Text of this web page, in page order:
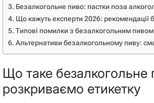
Безалкогольне пиво: пастки поза
Що кажуть експерти 2026: рекомендації
Типові помилки з безалкогольним пивом
Альтернативи безалкогольному пиву:
Що таке безалкогольне
розкриваємо етикетку